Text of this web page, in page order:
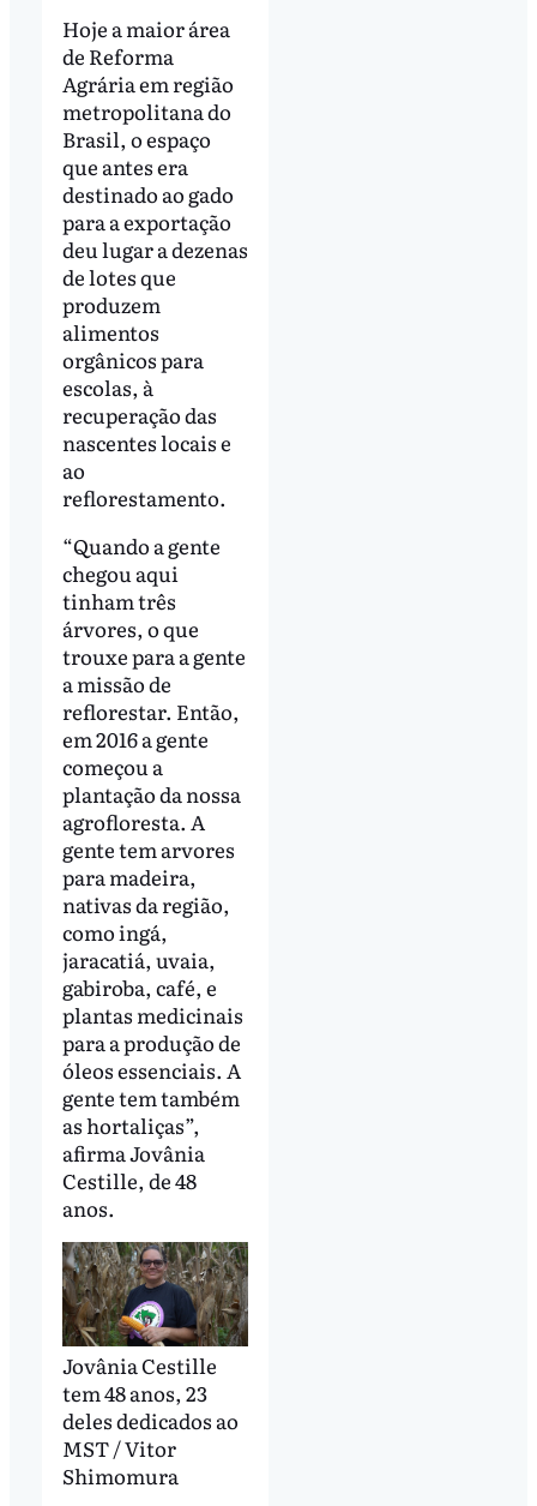
Hoje a maior área
de Reforma
Agrária em região
metropolitana do
Brasil, o espaço
que antes era
destinado ao gado
para a exportação
deu lugar a dezenas
de lotes que
produzem
alimentos
orgânicos para
escolas, à
recuperação das
nascentes locais e
ao
reflorestamento.
“Quando a gente
chegou aqui
tinham três
árvores, o que
trouxe para a gente
a missão de
reflorestar. Então,
em 2016 a gente
começou a
plantação da nossa
agrofloresta. A
gente tem arvores
para madeira,
nativas da região,
como ingá,
jaracatiá, uvaia,
gabiroba, café, e
plantas medicinais
para a produção de
óleos essenciais. A
gente tem também
as hortaliças”,
afirma Jovânia
Cestille, de 48
anos.
Jovânia Cestille
tem 48 anos, 23
deles dedicados ao
MST / Vitor
Shimomura